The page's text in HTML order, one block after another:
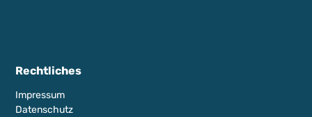
Rechtliches
Impressum
Datenschutz